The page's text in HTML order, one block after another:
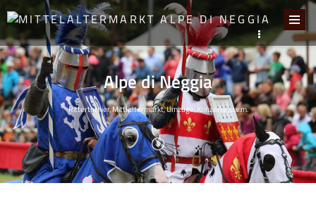
Alpe di Neggia
Ritterturnier, Mittlaltermarkt, Umzüge, Konzerte, u.v.m.